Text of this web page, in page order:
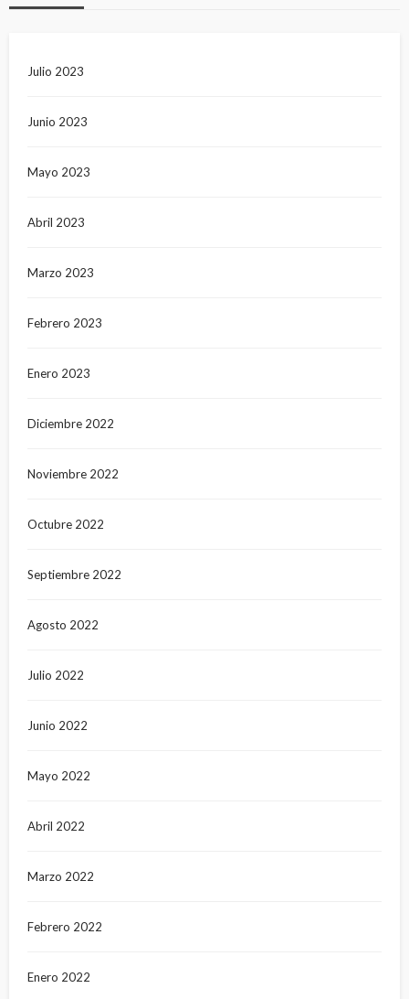
Julio 2023
Junio 2023
Mayo 2023
Abril 2023
Marzo 2023
Febrero 2023
Enero 2023
Diciembre 2022
Noviembre 2022
Octubre 2022
Septiembre 2022
Agosto 2022
Julio 2022
Junio 2022
Mayo 2022
Abril 2022
Marzo 2022
Febrero 2022
Enero 2022